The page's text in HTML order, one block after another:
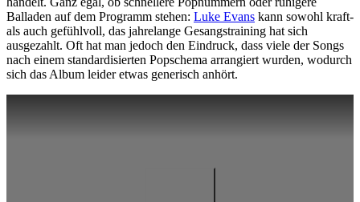
Balladen auf dem Programm stehen: Luke Evans kann sowohl kraft-
als auch gefühlvoll, das jahrelange Gesangstraining hat sich
ausgezahlt. Oft hat man jedoch den Eindruck, dass viele der Songs
nach einem standardisierten Popschema arrangiert wurden, wodurch
sich das Album leider etwas generisch anhört.